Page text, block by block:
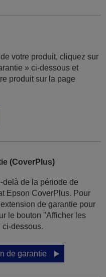
votre produit, cliquez sur
» ci-dessous et
produit sur la page
(CoverPlus)
delà de la période de
Epson CoverPlus. Pour
de garantie pour
le bouton "Afficher les
ci-dessous.
de garantie